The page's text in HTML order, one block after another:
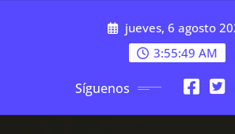
jueves, 6 agosto
3:55:50 AM
Síguenos